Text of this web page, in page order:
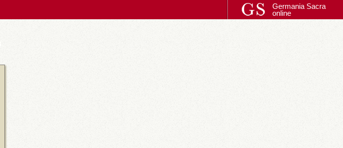
Germania Sacra
online